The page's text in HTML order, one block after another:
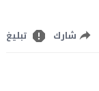
شارك تبليغ